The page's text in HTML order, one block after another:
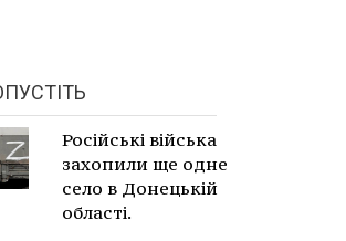
Російські війська
захопили ще одне
село в Донецькій
області.